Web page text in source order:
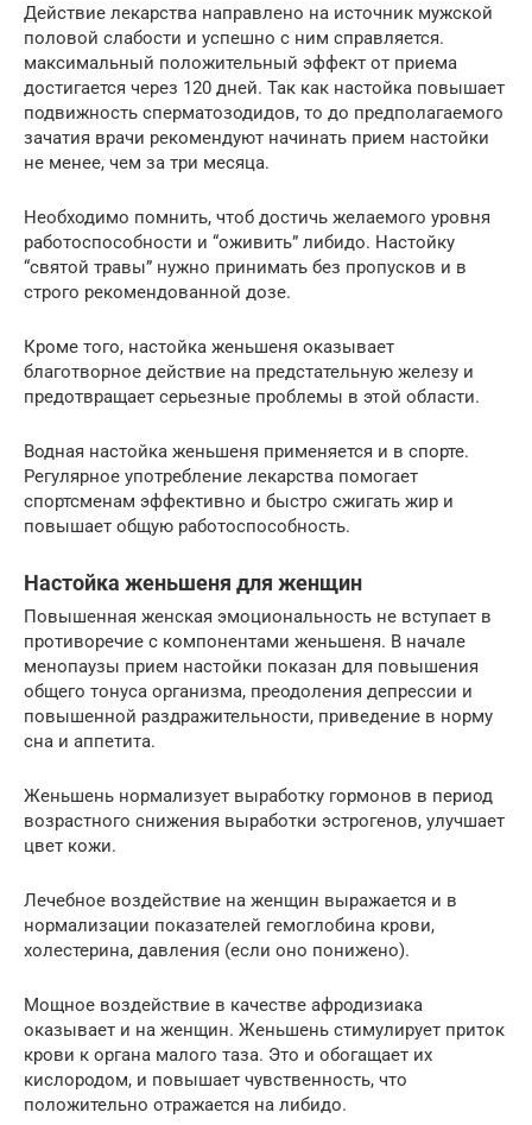
Действие лекарства направлено на источник мужской
половой слабости и успешно с ним справляется.
максимальный положительный эффект от приема
достигается через 120 дней. Так как настойка повышает
подвижность сперматозодидов, то до предполагаемого
зачатия врачи рекомендуют начинать прием настойки
не менее, чем за три месяца.
Необходимо помнить, чтоб достичь желаемого уровня
работоспособности и “оживить” либидо. Настойку
“святой травы” нужно принимать без пропусков и в
строго рекомендованной дозе.
Кроме того, настойка женьшеня оказывает
благотворное действие на предстательную железу и
предотвращает серьезные проблемы в этой области.
Водная настойка женьшеня применяется и в спорте.
Регулярное употребление лекарства помогает
спортсменам эффективно и быстро сжигать жир и
повышает общую работоспособность.
Настойка женьшеня для женщин
Повышенная женская эмоциональность не вступает в
противоречие с компонентами женьшеня. В начале
менопаузы прием настойки показан для повышения
общего тонуса организма, преодоления депрессии и
повышенной раздражительности, приведение в норму
сна и аппетита.
Женьшень нормализует выработку гормонов в период
возрастного снижения выработки эстрогенов, улучшает
цвет кожи.
Лечебное воздействие на женщин выражается и в
нормализации показателей гемоглобина крови,
холестерина, давления (если оно понижено).
Мощное воздействие в качестве афродизиака
оказывает и на женщин. Женьшень стимулирует приток
крови к органа малого таза. Это и обогащает их
кислородом, и повышает чувственность, что
положительно отражается на либидо.